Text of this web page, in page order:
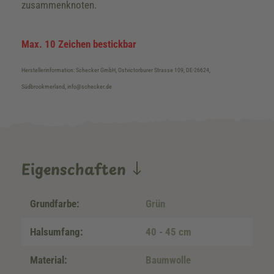
zusammenknoten.
Max. 10 Zeichen bestickbar
Herstellerinformation: Schecker GmbH, Ostvictorburer Strasse 109, DE-26624,
Südbrookmerland, info@schecker.de
Eigenschaften
Grundfarbe: Grün
Halsumfang: 40 - 45 cm
Material: Baumwolle